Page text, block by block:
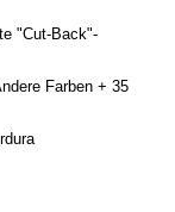
"Cut-Back"-
Farben + 35